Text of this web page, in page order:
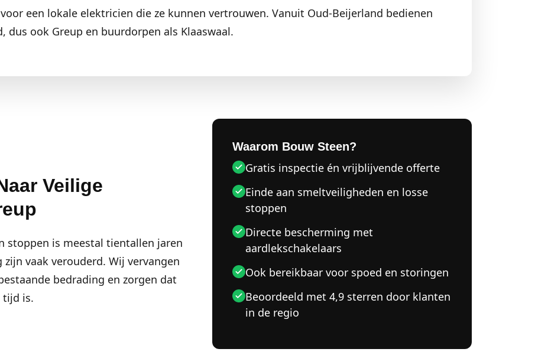
een lokale elektricien die ze kunnen vertrouwen. Vanuit Oud-Beijerland bedienen
dus ook Greup en buurdorpen als Klaaswaal.
Veilige
stoppen is meestal tientallen jaren
vaak verouderd. Wij vervangen
bedrading en zorgen dat
tijd is.
Waarom Bouw Steen?
Gratis inspectie én vrijblijvende offerte
Einde aan smeltveiligheden en losse
stoppen
Directe bescherming met
aardlekschakelaars
Ook bereikbaar voor spoed en storingen
Beoordeeld met 4,9 sterren door klanten
in de regio